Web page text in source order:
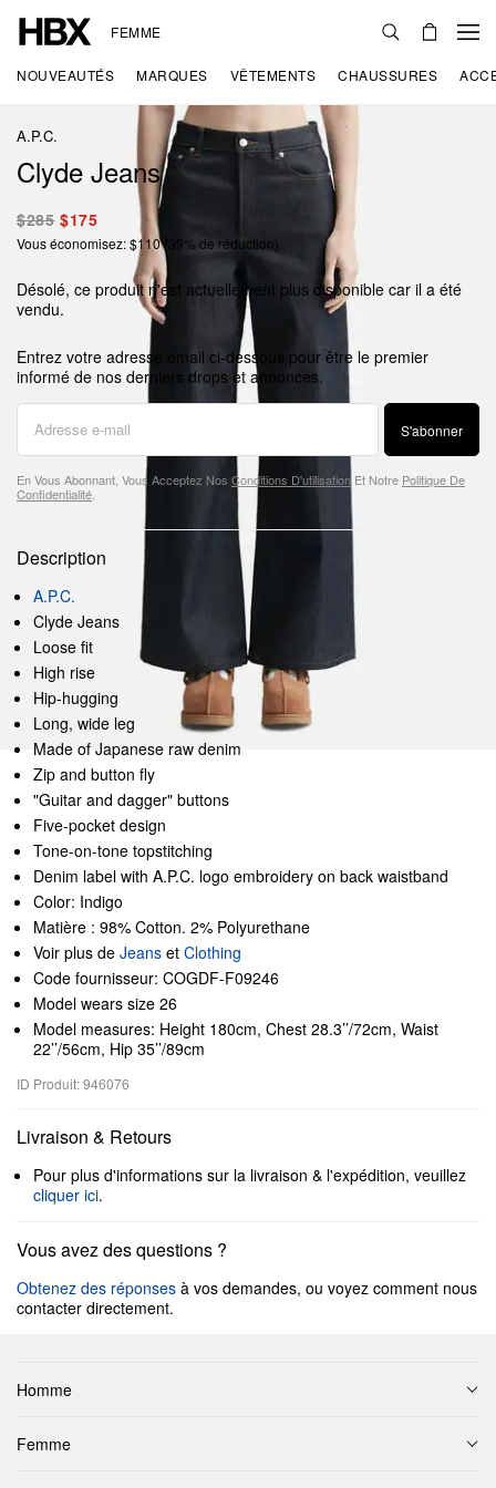
FEMME
NOUVEAUTÉS MARQUES VÊTEMENTS CHAUSSURES
A.P.C.
Clyde Jeans
$285 $175
Vous économisez: $110 (39% de réduction)
Désolé, ce produit n'est actuellement plus disponible car il a été
vendu.
Entrez votre adresse email ci-dessous pour être le premier
informé de nos derniers drops et annonces.
S'abonner
En Vous Abonnant, Vous Acceptez Nos Conditions D'utilisation Et Notre Politique De
Confidentialité
Description
A.P.C.
Clyde Jeans
Loose fit
High rise
Hip-hugging
Long, wide leg
Made of Japanese raw denim
Zip and button fly
"Guitar and dagger" buttons
Five-pocket design
Tone-on-tone topstitching
Denim label with A.P.C. logo embroidery on back waistband
Color: Indigo
Matière : 98% Cotton. 2% Polyurethane
Voir plus de Jeans et Clothing
Code fournisseur: COGDF-F09246
Model wears size 26
Model measures: Height 180cm, Chest 28.3’’/72cm, Waist
22’’/56cm, Hip 35’’/89cm
ID Produit: 946076
Livraison & Retours
Pour plus d'informations sur la livraison & l'expédition, veuillez
cliquer ici.
Vous avez des questions ?
Obtenez des réponses à vos demandes, ou voyez comment nous
contacter directement.
Homme
Femme